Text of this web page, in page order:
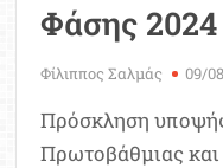
Φάσης 2024
Φίλιππος Σαλμάς 09/
Πρόσκληση
Πρωτοβάθμιας